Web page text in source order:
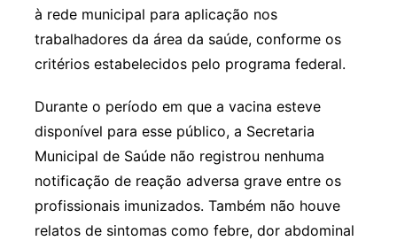
à rede municipal para aplicação nos
trabalhadores da área da saúde, conforme os
critérios estabelecidos pelo programa federal.
Durante o período em que a vacina esteve
disponível para esse público, a Secretaria
Municipal de Saúde não registrou nenhuma
notificação de reação adversa grave entre os
profissionais imunizados. Também não houve
relatos de sintomas como febre, dor abdominal